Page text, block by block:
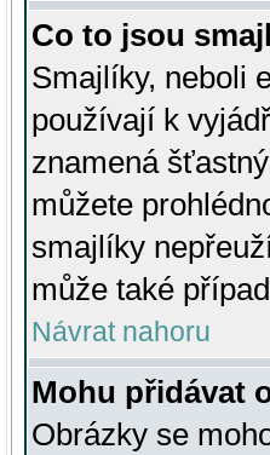
Co to jsou
Smajlíky, neboli
používají k
znamená
můžete
smajlíky
může také
Návrat nahoru
Mohu přidávat
Obrázky se